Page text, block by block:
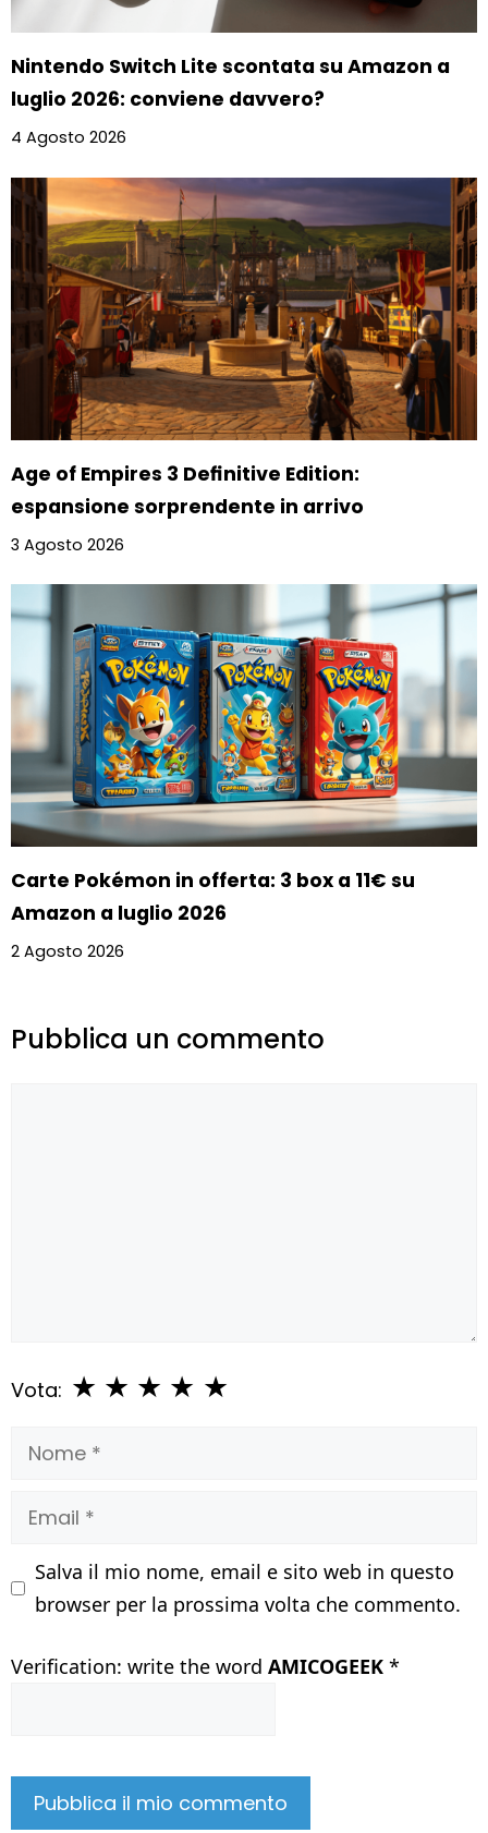
Nintendo Switch Lite scontata su Amazon a
luglio 2026: conviene davvero?
4 Agosto 2026
Age of Empires 3 Definitive Edition:
espansione sorprendente in arrivo
3 Agosto 2026
Carte Pokémon in offerta: 3 box a 11€ su
Amazon a luglio 2026
2 Agosto 2026
Pubblica un commento
Vota: ★
★
★
★
★
Nome
Email
Salva il mio nome, email e sito web in questo
browser per la prossima volta che commento.
Verification: write the word AMICOGEEK *